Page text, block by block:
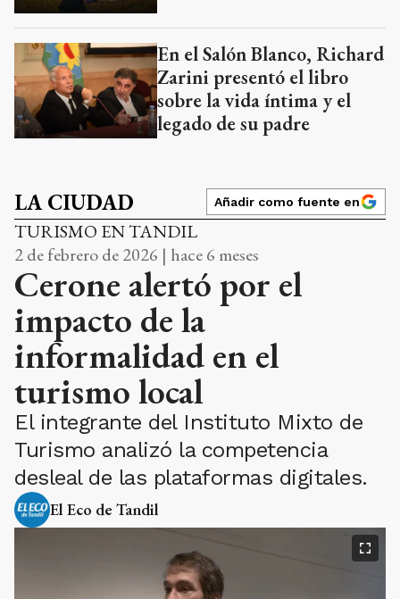
En el Salón Blanco, Richard
Zarini presentó el libro
sobre la vida íntima y el
legado de su padre
LA CIUDAD Añadir como fuente en
TURISMO EN TANDIL
2 de febrero de 2026 | hace 6 meses
Cerone alertó por el
impacto de la
informalidad en el
turismo local
El integrante del Instituto Mixto de
Turismo analizó la competencia
desleal de las plataformas digitales.
El Eco de Tandil